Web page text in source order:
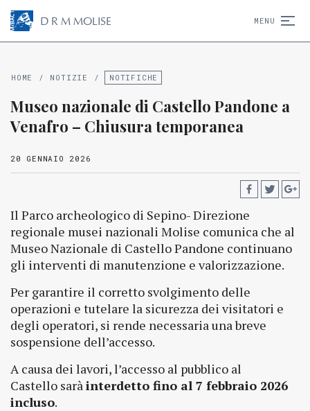
D R M MOLISE MENU
HOME / NOTIZIE / NOTIFICHE
Museo nazionale di Castello Pandone a
Venafro – Chiusura temporanea
20 GENNAIO 2026
Il Parco archeologico di Sepino- Direzione
regionale musei nazionali Molise comunica che al
Museo Nazionale di Castello Pandone continuano
gli interventi di manutenzione e valorizzazione.
Per garantire il corretto svolgimento delle
operazioni e tutelare la sicurezza dei visitatori e
degli operatori, si rende necessaria una breve
sospensione dell’accesso.
A causa dei lavori, l’accesso al pubblico al
Castello saràinterdetto fino al 7 febbraio 2026
incluso.